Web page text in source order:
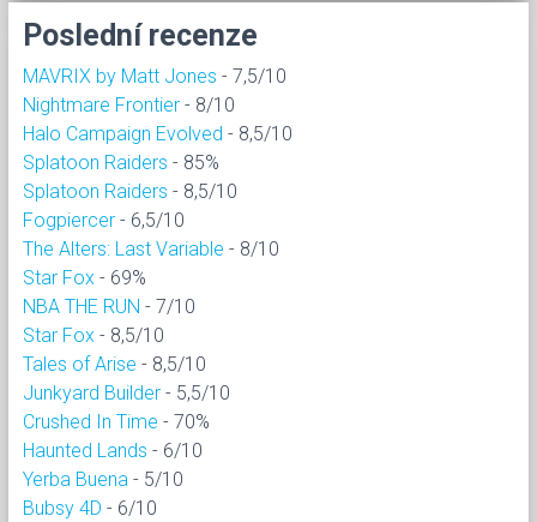
Poslední recenze
MAVRIX by Matt Jones - 7,5/10
Nightmare Frontier - 8/10
Halo Campaign Evolved - 8,5/10
Splatoon Raiders - 85%
Splatoon Raiders - 8,5/10
Fogpiercer - 6,5/10
The Alters: Last Variable - 8/10
Star Fox - 69%
NBA THE RUN - 7/10
Star Fox - 8,5/10
Tales of Arise - 8,5/10
Junkyard Builder - 5,5/10
Crushed In Time - 70%
Haunted Lands - 6/10
Yerba Buena - 5/10
Bubsy 4D - 6/10